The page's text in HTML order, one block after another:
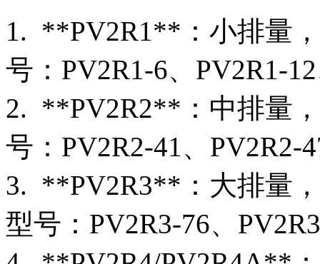
1. **PV2R1**：小排量
号：PV2R1-6、PV2R1-
2. **PV2R2**：中排量
号：PV2R2-41、PV2R2-
3. **PV2R3**：大排量
型号：PV2R3-76、